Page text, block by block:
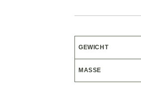
GEWICHT
MASSE